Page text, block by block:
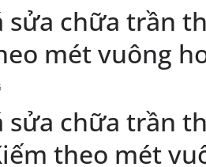
sửa chữa trần
mét vuông
sửa chữa trần
theo mét